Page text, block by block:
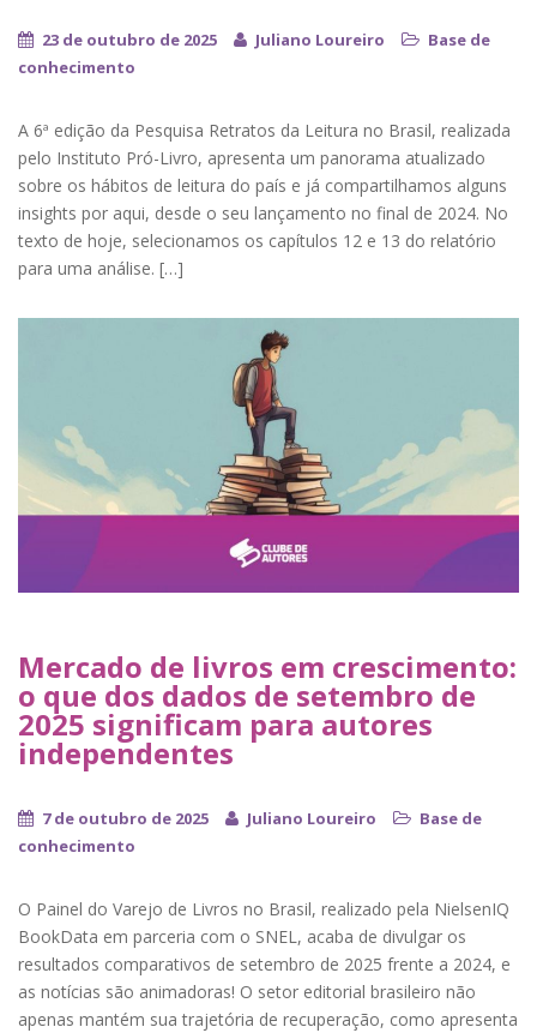
23 de outubro de 2025 Juliano Loureiro
Base de
conhecimento
A 6ª edição da Pesquisa Retratos da Leitura no Brasil, realizada
pelo Instituto Pró-Livro, apresenta um panorama atualizado
sobre os hábitos de leitura do país e já compartilhamos alguns
insights por aqui, desde o seu lançamento no final de 2024. No
texto de hoje, selecionamos os capítulos 12 e 13 do relatório
para uma análise. […]
Mercado de livros em crescimento:
o que dos dados de setembro de
2025 significam para autores
independentes
7 de outubro de 2025 Juliano Loureiro
Base de
conhecimento
O Painel do Varejo de Livros no Brasil, realizado pela NielsenIQ
BookData em parceria com o SNEL, acaba de divulgar os
resultados comparativos de setembro de 2025 frente a 2024, e
as notícias são animadoras! O setor editorial brasileiro não
apenas mantém sua trajetória de recuperação, como apresenta